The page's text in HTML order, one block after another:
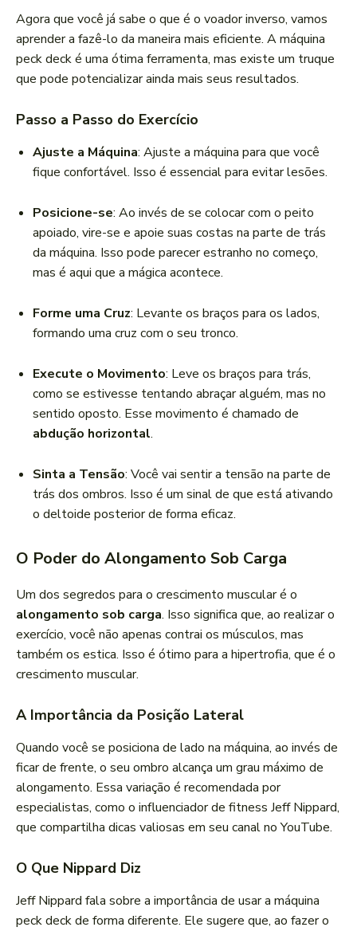
Agora que você já sabe o que é o voador inverso, vamos
aprender a fazê-lo da maneira mais eficiente. A máquina
peck deck é uma ótima ferramenta, mas existe um truque
que pode potencializar ainda mais seus resultados.
Passo a Passo do Exercício
Ajuste a Máquina: Ajuste a máquina para que você
fique confortável. Isso é essencial para evitar lesões.
Posicione-se: Ao invés de se colocar com o peito
apoiado, vire-se e apoie suas costas na parte de trás
da máquina. Isso pode parecer estranho no começo,
mas é aqui que a mágica acontece.
Forme uma Cruz: Levante os braços para os lados,
formando uma cruz com o seu tronco.
Execute o Movimento: Leve os braços para trás,
como se estivesse tentando abraçar alguém, mas no
sentido oposto. Esse movimento é chamado de
abdução horizontal.
Sinta a Tensão: Você vai sentir a tensão na parte de
trás dos ombros. Isso é um sinal de que está ativando
o deltoide posterior de forma eficaz.
O Poder do Alongamento Sob Carga
Um dos segredos para o crescimento muscular é o
alongamento sob carga. Isso significa que, ao realizar o
exercício, você não apenas contrai os músculos, mas
também os estica. Isso é ótimo para a hipertrofia, que é o
crescimento muscular.
A Importância da Posição Lateral
Quando você se posiciona de lado na máquina, ao invés de
ficar de frente, o seu ombro alcança um grau máximo de
alongamento. Essa variação é recomendada por
especialistas, como o influenciador de fitness Jeff Nippard,
que compartilha dicas valiosas em seu canal no YouTube.
O Que Nippard Diz
Jeff Nippard fala sobre a importância de usar a máquina
peck deck de forma diferente. Ele sugere que, ao fazer o